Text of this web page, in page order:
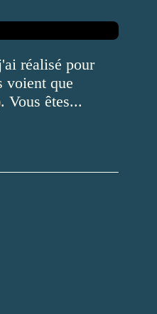
réalisé pour
voient que
Vous êtes...